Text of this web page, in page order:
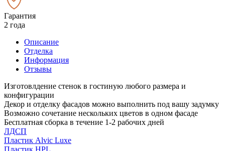
Гарантия
2 года
Описание
Отделка
Информация
Отзывы
Изготовлдение стенок в гостиную любого размера и
конфигурации
Декор и отделку фасадов можно выполнить под вашу задумку
Возможно сочетание нескольких цветов в одном фасаде
Бесплатная сборка в течение 1-2 рабочих дней
ЛДСП
Пластик Alvic Luxe
Пластик HPL